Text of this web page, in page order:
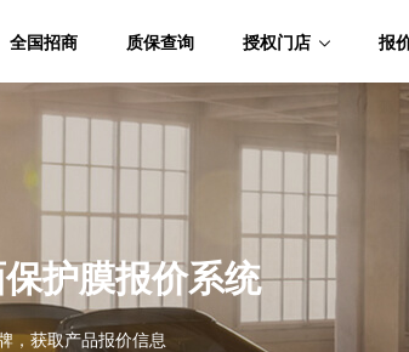
全国招商 质保查询 授权门店 报
保护膜报价系统
，获取产品报价信息